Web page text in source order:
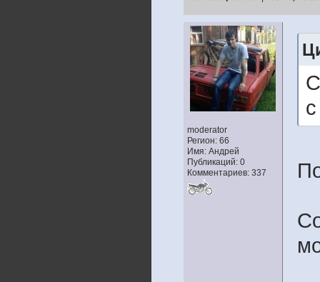
moderator
Регион: 66
Имя: Андрей
Публикаций: 0
Комментариев: 337